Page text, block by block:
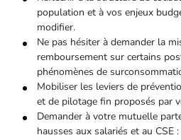
population et à vos enjeux
modifier.
Ne pas hésiter à demander la
remboursement sur certains
phénomènes de
Mobiliser les leviers de
et de pilotage fin proposés par
Demander à votre mutuelle
hausses aux salariés et au CSE